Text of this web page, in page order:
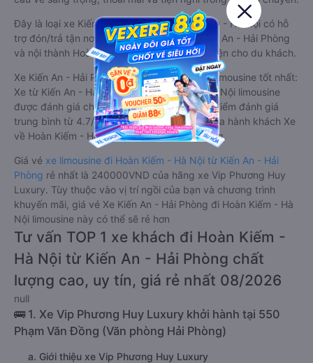
Đây là loại xe Kiến An - Hải Phòng Hoàn Kiếm - Hà Nội có hỗ
trợ đón/trả tận nơi miễn phí tại nội thành Kiến An - Hải Phòng
và nội thành Hoàn Kiếm - Hà Nội, rất thuận tiện cho du khách.
Xe Kiến An - Hải Phòng Hoàn Kiếm - Hà Nội limousine tốt nhất:
Xe từ Kiến An - Hải Phòng đi Hoàn Kiếm - Hà Nội limousine
được đánh giá chung có chất lượng Tốt với điểm đánh giá
trung bình từ 4.7/5 dựa trên 234 phản hồi của hành khách Xe
về Hoàn Kiếm - Hà Nội từ Kiến An - Hải Phòng.
Giá vé xe limousine đi Hoàn Kiếm - Hà Nội từ Kiến An - Hải
Phòng rẻ nhất là 240000VND của hãng xe Vip Phương Huy
Luxury. Tùy thuộc vào vị trí ngồi của bạn và chương trình
khuyến mãi, giá vé Xe Kiến An - Hải Phòng đi Hoàn Kiếm - Hà
Nội limousine này có thể sẽ rẻ hơn
Tư vấn TOP 1 xe khách đi Hoàn Kiếm -
Hà Nội từ Kiến An - Hải Phòng chất
lượng cao, uy tín, giá rẻ nhất 08/2026
null
🚌 1. Xe Vip Phương Huy Luxury khởi hành tại 550
Phạm Văn Đồng (Văn phòng Hải Phòng)
a. Giới thiệu xe Vip Phương Huy Luxury